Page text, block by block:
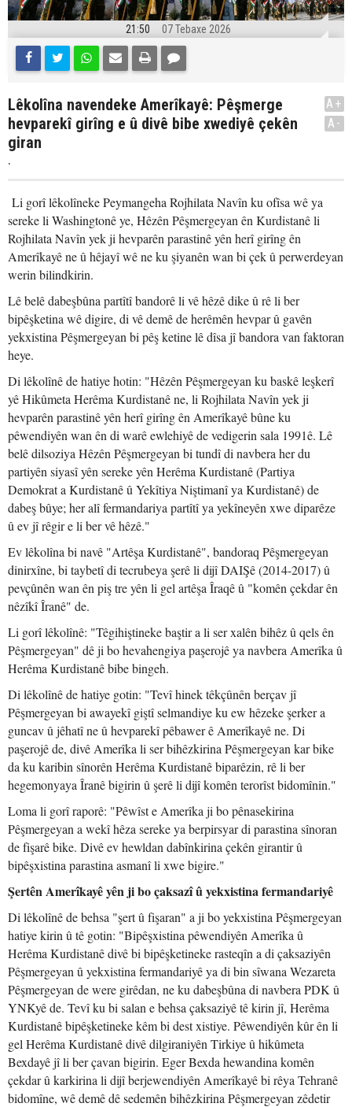
21:50 07 Tebaxe 2026
Lêkolîna navendeke Amerîkayê: Pêşmerge
hevparekî girîng e û divê bibe xwediyê çekên
giran
.
A+
A-
Li gorî lêkolîneke Peymangeha Rojhilata Navîn ku ofîsa wê ya
sereke li Washingtonê ye, Hêzên Pêşmergeyan ên Kurdistanê li
Rojhilata Navîn yek ji hevparên parastinê yên herî girîng ên
Amerîkayê ne û hêjayî wê ne ku şiyanên wan bi çek û perwerdeyan
werin bilindkirin.
Lê belê dabeşbûna partîtî bandorê li vê hêzê dike û rê li ber
bipêşketina wê digire, di vê demê de herêmên hevpar û gavên
yekxistina Pêşmergeyan bi pêş ketine lê dîsa jî bandora van faktoran
heye.
Di lêkolînê de hatiye hotin: "Hêzên Pêşmergeyan ku baskê leşkerî
yê Hikûmeta Herêma Kurdistanê ne, li Rojhilata Navîn yek ji
hevparên parastinê yên herî girîng ên Amerîkayê bûne ku
pêwendiyên wan ên di warê ewlehiyê de vedigerin sala 1991ê. Lê
belê dilsoziya Hêzên Pêşmergeyan bi tundî di navbera her du
partiyên siyasî yên sereke yên Herêma Kurdistanê (Partiya
Demokrat a Kurdistanê û Yekîtiya Niştimanî ya Kurdistanê) de
dabeş bûye; her alî fermandariya partîtî ya yekîneyên xwe diparêze
û ev jî rêgir e li ber vê hêzê."
Ev lêkolîna bi navê "Artêşa Kurdistanê", bandoraq Pêşmergeyan
dinirxîne, bi taybetî di tecrubeya şerê li dijî DAIŞê (2014-2017) û
pevçûnên wan ên piş tre yên li gel artêşa Îraqê û "komên çekdar ên
nêzîkî Îranê" de.
Li gorî lêkolînê: "Têgihiştineke baştir a li ser xalên bihêz û qels ên
Pêşmergeyan" dê ji bo hevahengiya paşerojê ya navbera Amerîka û
Herêma Kurdistanê bibe bingeh.
Di lêkolînê de hatiye gotin: "Tevî hinek têkçûnên berçav jî
Pêşmergeyan bi awayekî giştî selmandiye ku ew hêzeke şerker a
guncav û jêhatî ne û hevparekî pêbawer ê Amerîkayê ne. Di
paşerojê de, divê Amerîka li ser bihêzkirina Pêşmergeyan kar bike
da ku karibin sînorên Herêma Kurdistanê biparêzin, rê li ber
hegemonyaya Îranê bigirin û şerê li dijî komên terorîst bidomînin."
Loma li gorî raporê: "Pêwîst e Amerîka ji bo pênasekirina
Pêşmergeyan a wekî hêza sereke ya berpirsyar di parastina sînoran
de fişarê bike. Divê ev hewldan dabînkirina çekên girantir û
bipêşxistina parastina asmanî li xwe bigire."
Şertên Amerîkayê yên ji bo çaksazî û yekxistina fermandariyê
Di lêkolînê de behsa "şert û fişaran" a ji bo yekxistina Pêşmergeyan
hatiye kirin û tê gotin: "Bipêşxistina pêwendiyên Amerîka û
Herêma Kurdistanê divê bi bipêşketineke rasteqîn a di çaksaziyên
Pêşmergeyan û yekxistina fermandariyê ya di bin sîwana Wezareta
Pêşmergeyan de were girêdan, ne ku dabeşbûna di navbera PDK û
YNKyê de. Tevî ku bi salan e behsa çaksaziyê tê kirin jî, Herêma
Kurdistanê bipêşketineke kêm bi dest xistiye. Pêwendiyên kûr ên li
gel Herêma Kurdistanê divê dilgiraniyên Tirkiye û hikûmeta
Bexdayê jî li ber çavan bigirin. Eger Bexda hewandina komên
çekdar û karkirina li dijî berjewendiyên Amerîkayê bi rêya Tehranê
bidomîne, wê demê dê sedemên bihêzkirina Pêşmergeyan zêdetir